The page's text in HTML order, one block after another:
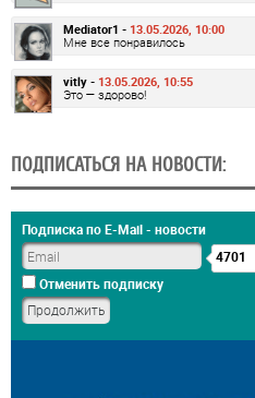
Mediator1 - 13.05.2026, 10:00
Мне все понравилось
vitly - 13.05.2026, 10:55
Это — здорово!
ПОДПИСАТЬСЯ НА НОВОСТИ:
Подписка по E-Mail - новости
4701
Отменить подписку